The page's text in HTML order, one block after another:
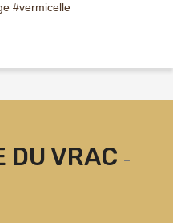
#vermicelle
DU VRAC -